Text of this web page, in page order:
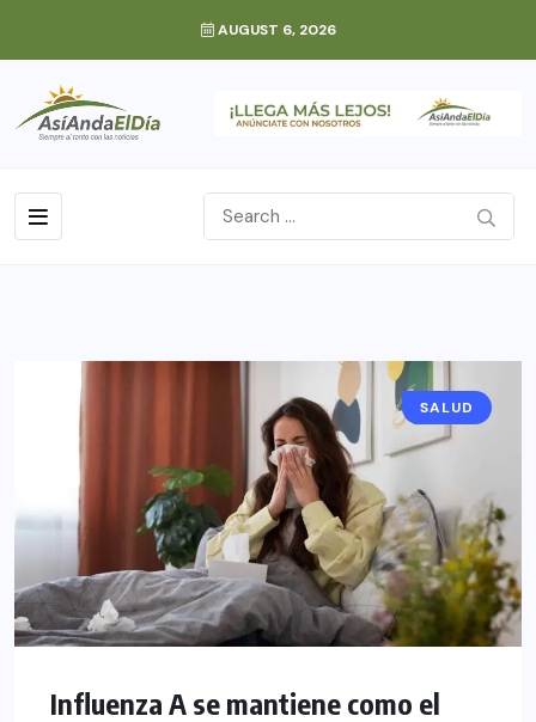
AUGUST 6, 2026
SALUD
Influenza A se mantiene como el